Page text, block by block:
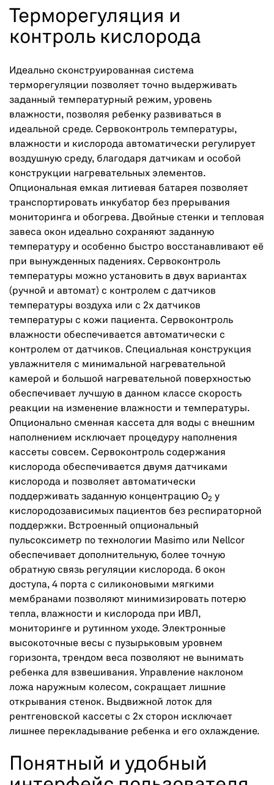
Терморегуляция и
контроль кислорода
Идеально сконструированная система
терморегуляции позволяет точно выдерживать
заданный температурный режим, уровень
влажности, позволяя ребенку развиваться в
идеальной среде. Сервоконтроль температуры,
влажности и кислорода автоматически регулирует
воздушную среду, благодаря датчикам и особой
конструкции нагревательных элементов.
Опциональная емкая литиевая батарея позволяет
транспортировать инкубатор без прерывания
мониторинга и обогрева. Двойные стенки и тепловая
завеса окон идеально сохраняют заданную
температуру и особенно быстро восстанавливают её
при вынужденных падениях. Сервоконтроль
температуры можно установить в двух вариантах
(ручной и автомат) с контролем с датчиков
температуры воздуха или с 2х датчиков
температуры с кожи пациента. Сервоконтроль
влажности обеспечивается автоматически с
контролем от датчиков. Специальная конструкция
увлажнителя с минимальной нагревательной
камерой и большой нагревательной поверхностью
обеспечивает лучшую в данном классе скорость
реакции на изменение влажности и температуры.
Опционально сменная кассета для воды с внешним
наполнением исключает процедуру наполнения
кассеты совсем. Сервоконтроль содержания
кислорода обеспечивается двумя датчиками
кислорода и позволяет автоматически
поддерживать заданную концентрацию О2 у
кислородозависимых пациентов без респираторной
поддержки. Встроенный опциональный
пульсоксиметр по технологии Masimo или Nellcor
обеспечивает дополнительную, более точную
обратную связь регуляции кислорода. 6 окон
доступа, 4 порта с силиконовыми мягкими
мембранами позволяют минимизировать потерю
тепла, влажности и кислорода при ИВЛ,
мониторинге и рутинном уходе. Электронные
высокоточные весы с пузырьковым уровнем
горизонта, трендом веса позволяют не вынимать
ребенка для взвешивания. Управление наклоном
ложа наружным колесом, сокращает лишние
открывания стенок. Выдвижной лоток для
рентгеновской кассеты с 2х сторон исключает
лишнее перекладывание ребенка и его охлаждение.
Понятный и удобный